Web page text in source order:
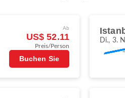
Ab
US$ 52.11
Preis/Person
Buchen Sie
Di., 3.